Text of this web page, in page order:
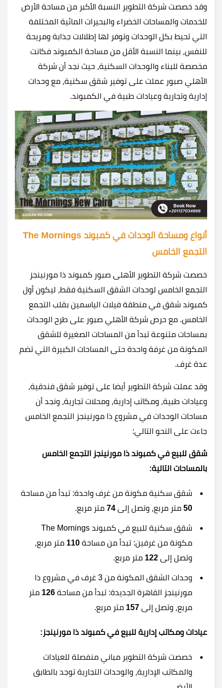
وقد خصصت شركة التطوير النسبة الأكبر من مساحة الأرض
للخدمات والمساحات الخضراء والبحيرات المائية المختلفة
التي تحيط بكل الوحدات وتوفر لها إطلالات جذابة ومريحة
للنفس، بينما النسبة الأقل من مساحة الكمبوند فكانت
مخصصة للبناء والوحدات السكنية، حيث نجد أن شركة
الأهلي صبور عملت على توفير شقق سكنية، مع وحدات
إدارية وتجارية وعيادات طبية في الكمبوند.
أنواع ومساحة الوحدات في كمبوند The Mornings
التجمع الخامس
خصصت شركة التطوير الأهلى صبور كمبوند ذا مورنينجز
التجمع الخامس لوحدات الشقق السكنية فقط، ليكون أول
كمبوند شقق في منطقة فيلات الياسمين بقلب التجمع
الخامس. مع حرص شركة الأهلي صبور على طرح الوحدات
بمساحات متنوعة تبدأ من المساحات الصغيرة للشقق
المكونة من غرفة واحدة حتى المساحات الكبيرة التي تضم
عدة غرف.
وقد عملت شركة التطوير أيضا على توفير شقق فندقية،
وعيادات طبية، ومكاتب إدارية، ومحلات تجارية، ونجد أن
مساحات الوحدات في مشروع ذا مورنينجز التجمع الخامس
جاءت على النحو التالي:
شقق للبيع في كمبوند ذا مورنينجز التجمع الخامس
بالمساحات التالية:
شقق سكنية مكونة من غرف واحدة: تبدأ من مساحة
50 متر مربع، وتصل إلى 74 متر مربع.
شقق سكنية للبيع في كمبوند The Mornings
مكونة من غرفين: تبدأ من مساحة 110 متر مربع،
وتصل إلى 122 متر مربع.
وحدات الشقق المكونة من 3 غرف في مشروع ذا
مورنينجز القاهرة الجديدة: تبدأ من مساحة 126 متر
مربع، وتصل إلى 157 متر مربع.
عيادات ومكاتب إدارية للبيع في كمبوند ذا مورنينجز:
خصصت شركة التطوير مباني منفصلة للعيادات
والمكاتب الإدارية، والوحدات التجارية توجد بالطابق